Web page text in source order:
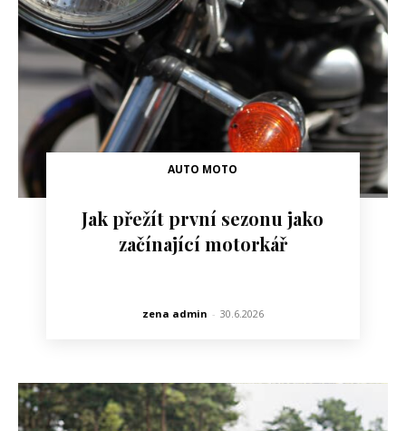
AUTO MOTO
Jak přežít první sezonu jako
začínající motorkář
zena admin - 30.6.2026